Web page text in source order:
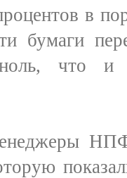
в
бумаги
что и